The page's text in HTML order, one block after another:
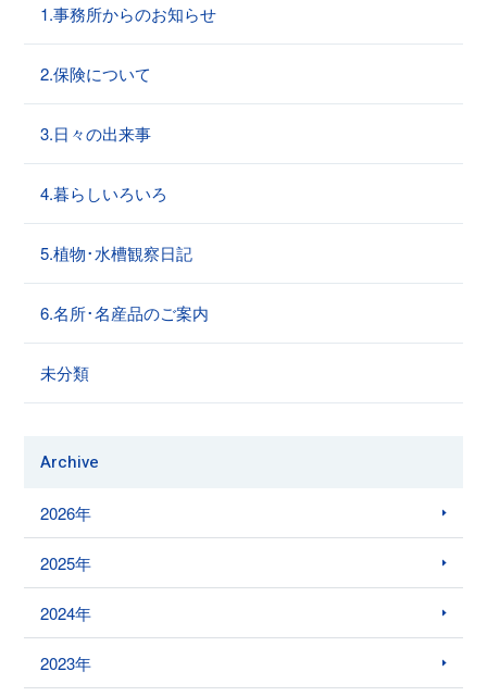
1.事務所からのお知らせ
2.保険について
3.日々の出来事
4.暮らしいろいろ
5.植物･水槽観察日記
6.名所･名産品のご案内
未分類
Archive
2026年
2025年
2024年
2023年